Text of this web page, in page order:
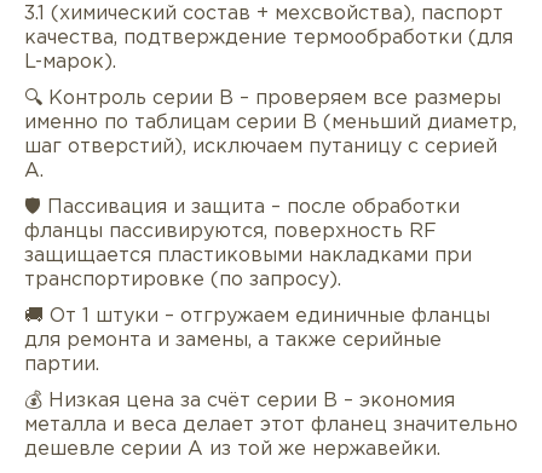
3.1 (химический состав + мехсвойства), паспорт
качества, подтверждение термообработки (для
L-марок).
🔍 Контроль серии B – проверяем все размеры
именно по таблицам серии B (меньший диаметр,
шаг отверстий), исключаем путаницу с серией
A.
🛡 Пассивация и защита – после обработки
фланцы пассивируются, поверхность RF
защищается пластиковыми накладками при
транспортировке (по запросу).
🚚 От 1 штуки – отгружаем единичные фланцы
для ремонта и замены, а также серийные
партии.
💰 Низкая цена за счёт серии B – экономия
металла и веса делает этот фланец значительно
дешевле серии A из той же нержавейки.